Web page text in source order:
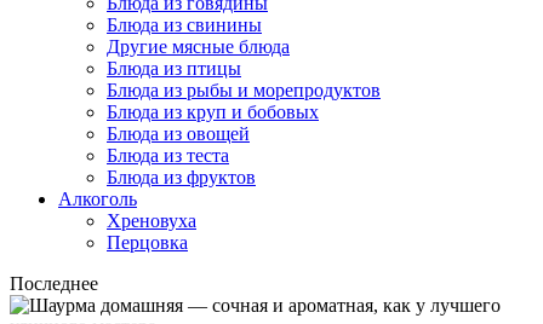
Блюда из свинины
Другие мясные блюда
Блюда из птицы
Блюда из рыбы и морепродуктов
Блюда из круп и бобовых
Блюда из овощей
Блюда из теста
Блюда из фруктов
Алкоголь
Хреновуха
Перцовка
Последнее